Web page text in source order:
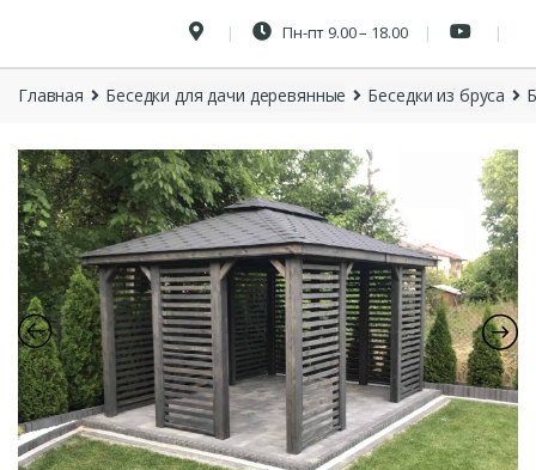
Пн-пт 9.00 – 18.00
Главная Беседки для дачи деревянные Беседки из бруса